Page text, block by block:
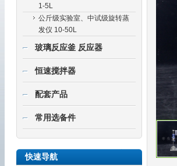
1-5L
公斤级实验室、中试级旋转蒸
发仪 10-50L
玻璃反应釜 反应器
恒速搅拌器
配套产品
常用选备件
快速导航